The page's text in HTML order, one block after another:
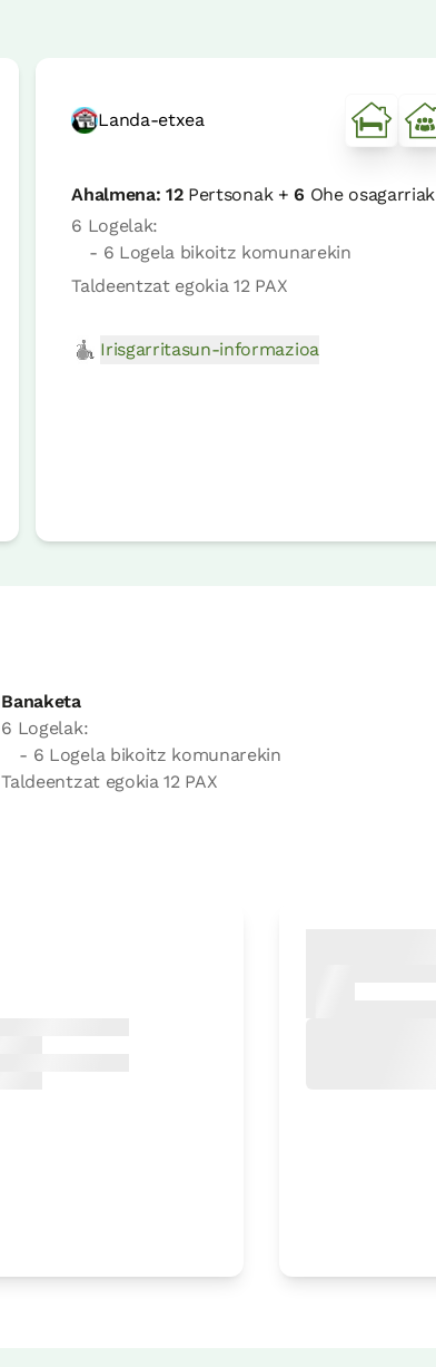
Landa-etxea
Ahalmena:12Pertsonak +6 Ohe osagarriak
6 Logelak:
- 6 Logela bikoitz komunarekin
Taldeentzat egokia 12 PAX
Irisgarritasun-informazioa
Banaketa
6 Logelak:
- 6 Logela bikoitz komunarekin
Taldeentzat egokia 12 PAX